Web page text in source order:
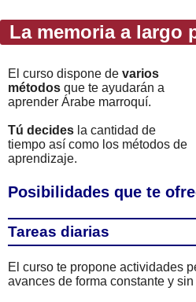
La memoria a largo
El curso dispone de varios
métodos que te ayudarán a
aprender Árabe marroquí.
Tú decides la cantidad de
tiempo así como los métodos de
aprendizaje.
Posibilidades que te
Tareas diarias
El curso te propone actividades
avances de forma constante y